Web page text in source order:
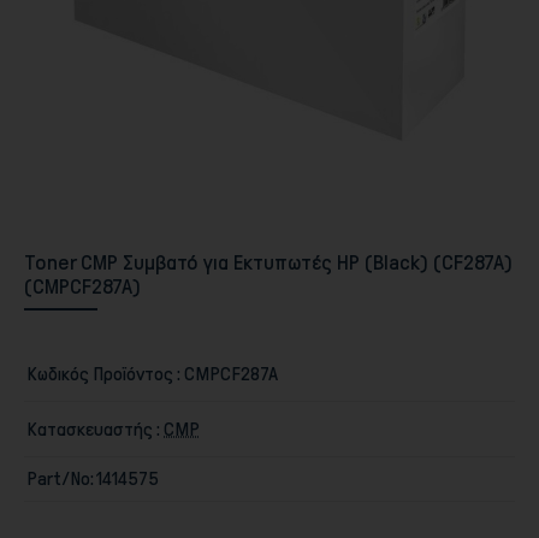
Toner CMP Συμβατό για Εκτυπωτές HP (Black) (CF287A)
(CMPCF287A)
Κωδικός Προϊόντος : CMPCF287A
Κατασκευαστής : CMP
Part/No:1414575